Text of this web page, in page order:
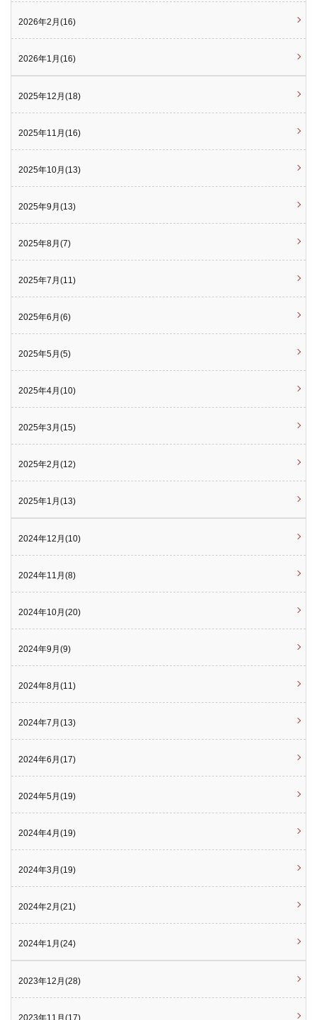
2026年2月(16)
2026年1月(16)
2025年12月(18)
2025年11月(16)
2025年10月(13)
2025年9月(13)
2025年8月(7)
2025年7月(11)
2025年6月(6)
2025年5月(5)
2025年4月(10)
2025年3月(15)
2025年2月(12)
2025年1月(13)
2024年12月(10)
2024年11月(8)
2024年10月(20)
2024年9月(9)
2024年8月(11)
2024年7月(13)
2024年6月(17)
2024年5月(19)
2024年4月(19)
2024年3月(19)
2024年2月(21)
2024年1月(24)
2023年12月(28)
2023年11月(17)